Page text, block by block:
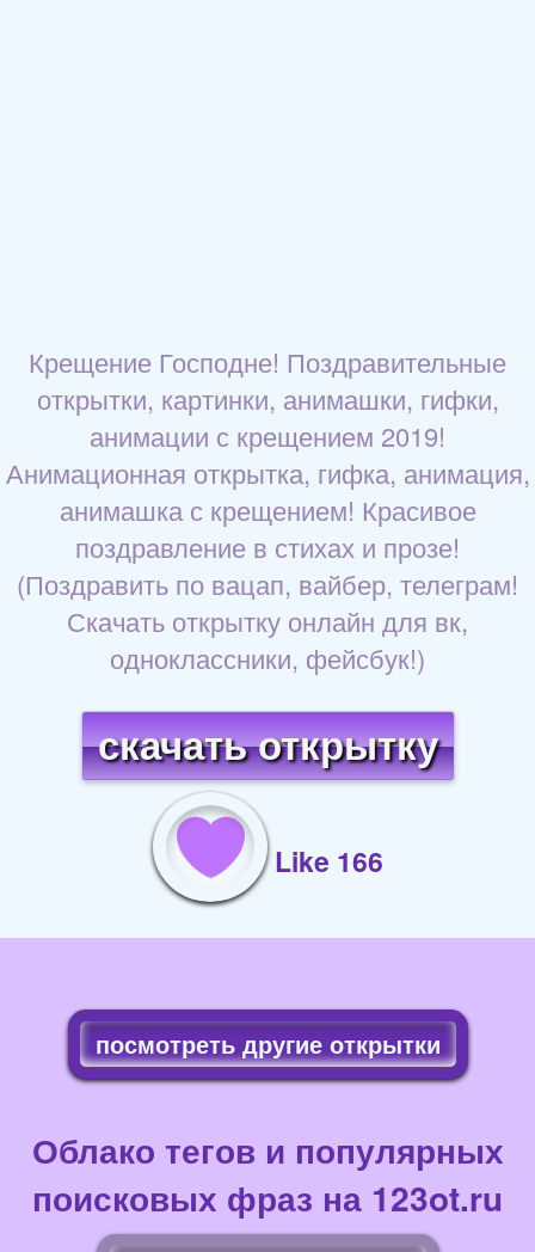
Крещение Господне! Поздравительные
открытки, картинки, анимашки, гифки,
анимации с крещением 2019!
Анимационная открытка, гифка, анимация,
анимашка с крещением! Красивое
поздравление в стихах и прозе!
(Поздравить по вацап, вайбер, телеграм!
Скачать открытку онлайн для вк,
одноклассники, фейсбук!)
скачать открытку
Like 166
посмотреть другие открытки
Облако тегов и популярных
поисковых фраз на 123ot.ru